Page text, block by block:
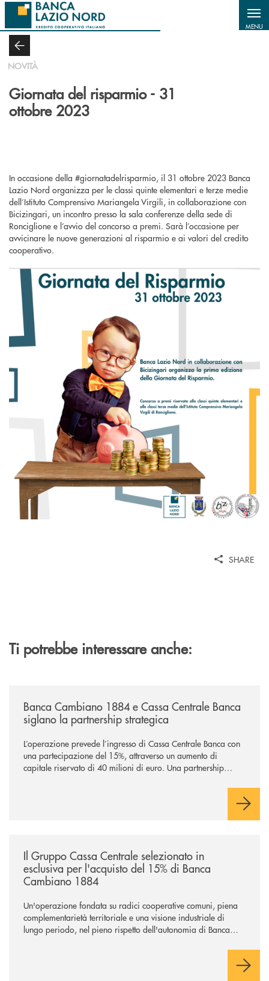
Salta al contenuto principale
MENU
NOVITÀ
Giornata del risparmio - 31
ottobre 2023
In occasione della #giornatadelrisparmio, il 31 ottobre 2023 Banca
Lazio Nord organizza per le classi quinte elementari e terze medie
dell’Istituto Comprensivo Mariangela Virgili, in collaborazione con
Bicizingari, un incontro presso la sala conferenze della sede di
Ronciglione e l’avvio del concorso a premi. Sarà l’occasione per
avvicinare le nuove generazioni al risparmio e ai valori del credito
cooperativo.
SHARE
Ti potrebbe interessare anche:
Banca Cambiano 1884 e Cassa Centrale Banca
siglano la partnership strategica
L’operazione prevede l’ingresso di Cassa Centrale Banca con
una partecipazione del 15%, attraverso un aumento di
capitale riservato di 40 milioni di euro. Una partnership
comuni e sulla prossimità ai territori, per ampliare l’offerta e
Il Gruppo Cassa Centrale selezionato in
esclusiva per l'acquisto del 15% di Banca
Cambiano 1884
Un'operazione fondata su radici cooperative comuni, piena
complementarietà territoriale e una visione industriale di
lungo periodo, nel pieno rispetto dell'autonomia di Banca
negoziazione esclusiva per la finalizzazione dell’operazione.